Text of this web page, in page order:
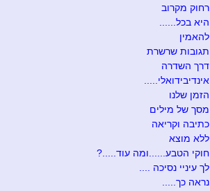
רחוק מקרוב
היא בכל......
להאמין
תגובות שרשרת
דרך השדרה
אינדיבידואלי.....
הזמן שלנו
מסך של מילים
כתיבה וקריאה
ללא מוצא
חוקי הטבע......ומה עוד.....?
לך עיניי נסיכה ....
נראה כך.....